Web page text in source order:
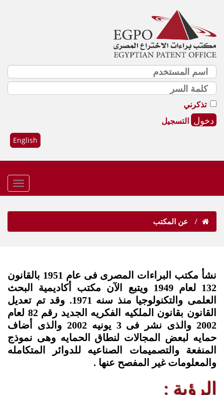
تذكرني
التسجيل
English
عن المكتب
نشأ مكتب البراءات المصرى فى عام 1951 بالقانون
132 لعام 1949 ويتبع الآن مكتب أكاديمية البحث
العلمى والتكنولوجيا منذ سنه 1971. وقد تم تعديل
القانون بقانون الملكيه الفكريه الجديد رقم 82 لعام
2002 والذى نشر فى 3 يونيه 2002 والذى أضاف
حمايه لبعض المجالات لنطاق الحمايه وهى نموذج
المنفعة والتصميمات الصناعيه للدوائر المتكامله
والمعلومات غير المفصح عنها .
الرؤية :